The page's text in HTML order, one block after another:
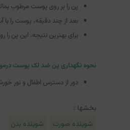
پن را بر روی پوست مرطوب
بعد از چند دقیقه، پوست را
برای بهترین نتیجه، این پن را
نحوه نگهداری پن ضد لک پوست
دور از دسترس اطفال و نور
بخشها :
شوینده صورت
شوینده بدن